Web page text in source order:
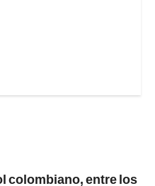
colombiano, entre los